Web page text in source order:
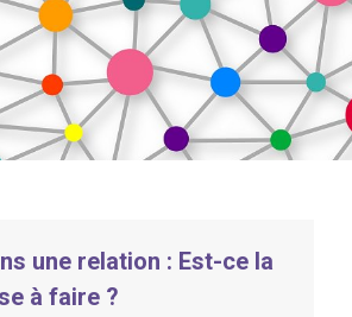
une relation : Est-ce la
à faire ?